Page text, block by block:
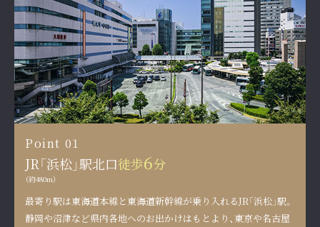
Point 01
JR「浜松」駅北口徒歩6分
（約480m）
最寄り駅は東海道本線と東海道新幹線が乗り入れるJR「浜松」駅。
静岡や沼津など県内各地へのお出かけはもとより、 東京や名古屋